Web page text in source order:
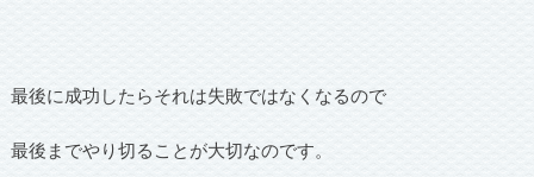
最後に成功したらそれは失敗ではなくなるので
最後までやり切ることが大切なのです。